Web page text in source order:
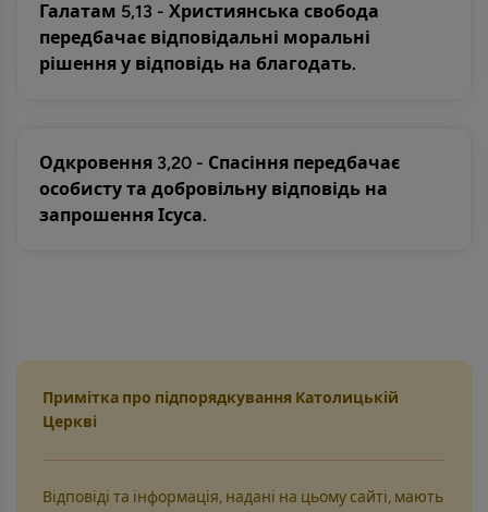
Галатам 5,13 - Християнська свобода
передбачає відповідальні моральні
рішення у відповідь на благодать.
Одкровення 3,20 - Спасіння передбачає
особисту та добровільну відповідь на
запрошення Ісуса.
Примітка про підпорядкування Католицькій
Церкві
Відповіді та інформація, надані на цьому сайті, мають